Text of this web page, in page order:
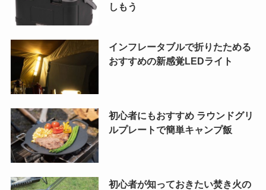
しもう
インフレータブルで折りたためる
おすすめの新感覚LEDライト
初心者にもおすすめ ラウンドグリ
ルプレートで簡単キャンプ飯
初心者が知っておきたい焚き火の